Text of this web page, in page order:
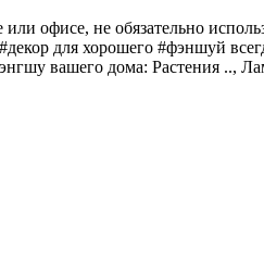
офисе, не обязательно
для хорошего #фэншуй
вашего дома: Растения ..,